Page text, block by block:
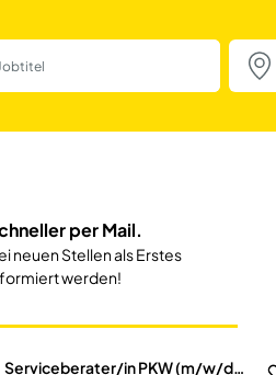
per Mail.
neuen Stellen als Erstes
werden!
Serviceberater/in PKW (m/w/d) Mercedes-Benz